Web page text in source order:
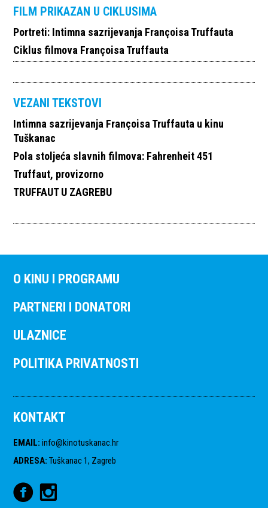
FILM PRIKAZAN U CIKLUSIMA
Portreti: Intimna sazrijevanja Françoisa Truffauta
Ciklus filmova Françoisa Truffauta
VEZANI TEKSTOVI
Intimna sazrijevanja Françoisa Truffauta u kinu
Tuškanac
Pola stoljeća slavnih filmova: Fahrenheit 451
Truffaut, provizorno
TRUFFAUT U ZAGREBU
O KINU I PROGRAMU
PARTNERI I DONATORI
ULAZNICE
POLITIKA PRIVATNOSTI
KONTAKT
EMAIL: info@kinotuskanac.hr
ADRESA: Tuškanac 1, Zagreb